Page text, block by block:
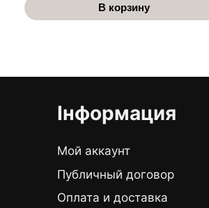
В корзину
Інформация
Мой аккаунт
Публичный договор
Оплата и доставка